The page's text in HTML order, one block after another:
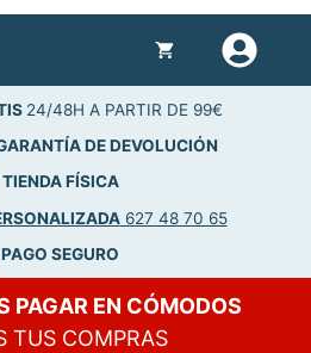
24/48H A PARTIR DE 99€
DE DEVOLUCIÓN
TIENDA FÍSICA
627 48 70 65
PAGO SEGURO
PAGAR EN CÓMODOS
TUS COMPRAS